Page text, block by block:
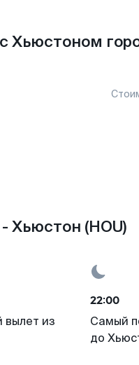
Хьюстоном
Хьюстон (HOU)
из
22:00
Самый
до